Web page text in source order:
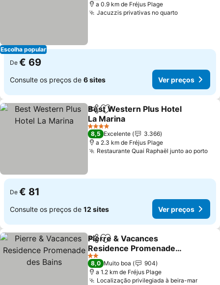
Escolha popular
a 0.9 km de Fréjus Plage
Jacuzzis privativas no quartoVer preços
De € 69
Consulte os preços de 6 sites Ver preços
PartilharAdicionar aos favoritos
Best Western Plus Hotel
La Marina
Ver preços
4 Estrelas
8,5 Excelente
3.366
a 2.3 km de Fréjus Plage
Restaurante Quai Raphaël junto ao porto
De € 81
Consulte os preços de 12 sites Ver preços
PartilharAdicionar aos favoritos
Pierre & Vacances
Residence Promenade
des Bains
Ver preços
2 Estrelas
8,0 Muito boa
904
a 1.2 km de Fréjus Plage
Localização privilegiada à beira-marVer